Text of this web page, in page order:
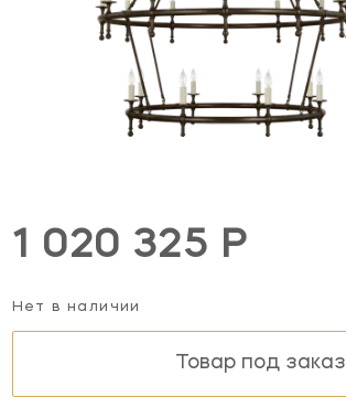
1 020 325 Р
Нет в наличии
Товар под заказ